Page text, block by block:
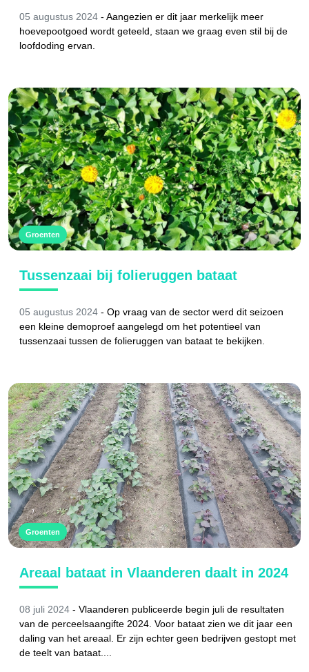
05 augustus 2024 - Aangezien er dit jaar merkelijk meer
hoevepootgoed wordt geteeld, staan we graag even stil bij de
loofdoding ervan.
Groenten
Tussenzaai bij folieruggen bataat
05 augustus 2024 - Op vraag van de sector werd dit seizoen
een kleine demoproef aangelegd om het potentieel van
tussenzaai tussen de folieruggen van bataat te bekijken.
Groenten
Areaal bataat in Vlaanderen daalt in 2024
08 juli 2024 - Vlaanderen publiceerde begin juli de resultaten
van de perceelsaangifte 2024. Voor bataat zien we dit jaar een
daling van het areaal. Er zijn echter geen bedrijven gestopt met
de teelt van bataat....